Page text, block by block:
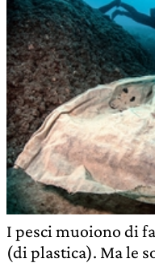
I pesci muoiono di
(di plastica). Ma le